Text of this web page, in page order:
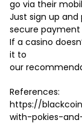
go via their
Just sign up
secure payment
If a casino
it to
our
References:
https://
with-pokies-